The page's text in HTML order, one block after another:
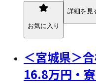
お気に入り
詳細を見
＜宮城県＞
16.8万円・